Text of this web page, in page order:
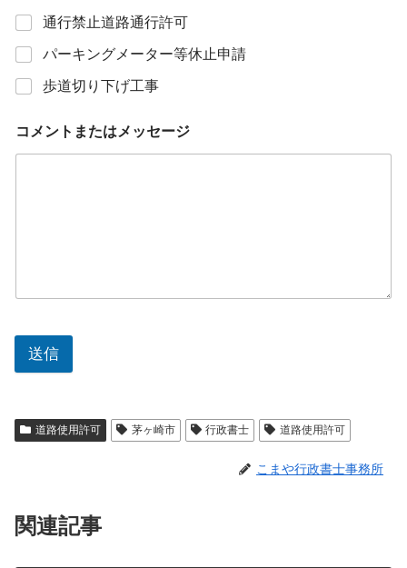
通行禁止道路通行許可
パーキングメーター等休止申請
歩道切り下げ工事
コメントまたはメッセージ
送信
道路使用許可 茅ヶ崎市 行政書士 道路使用許可
こまや行政書士事務所
関連記事